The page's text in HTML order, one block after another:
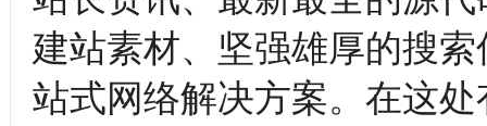
建站素材、坚强雄厚的搜
站式网络解决方案。在这